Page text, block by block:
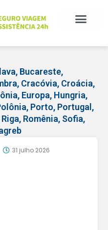
, Bucareste,
, Cracóvia, Croácia,
, Europa, Hungria,
, Porto, Portugal ,
Riga, Romênia, Sofia,
31 julho 2026